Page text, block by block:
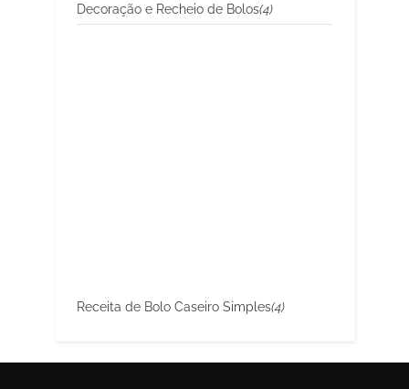
Decoração e Recheio de Bolos(4)
Receita de Bolo Caseiro Simples(4)